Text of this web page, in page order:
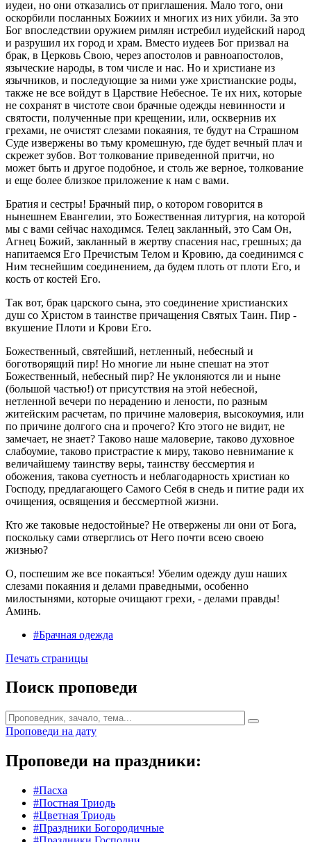
иудеи, но они отказались от приглашения. Мало того, они
оскорбили посланных Божиих и многих из них убили. За это
Бог впоследствии оружием римлян истребил иудейский народ
и разрушил их город и храм. Вместо иудеев Бог призвал на
брак, в Церковь Свою, через апостолов и равноапостолов,
языческие народы, в том числе и нас. Но и христиане из
язычников, и последующие за ними уже христианские роды,
также не все войдут в Царствие Небесное. Те их них, которые
не сохранят в чистоте свои брачные одежды невинности и
святости, полученные при крещении, или, осквернив их
грехами, не очистят слезами покаяния, те будут на Страшном
Суде извержены во тьму кромешную, где будет вечный плач и
скрежет зубов. Вот толкование приведенной притчи, но
может быть и другое подобное, и столь же верное, толкование
и еще более близкое приложение к нам с вами.
Братия и сестры! Брачный пир, о котором говорится в
нынешнем Евангелии, это Божественная литургия, на которой
мы с вами сейчас находимся. Телец закланный, это Сам Он,
Агнец Божий, закланный в жертву спасения нас, грешных; да
напитаемся Его Пречистым Телом и Кровию, да соединимся с
Ним теснейшим соединением, да будем плоть от плоти Его, и
кость от костей Его.
Так вот, брак царского сына, это соединение христианских
душ со Христом в таинстве причащения Святых Таин. Пир -
вкушение Плоти и Крови Его.
Божественный, святейший, нетленный, небесный и
боготворящий пир! Но многие ли ныне спешат на этот
Божественный, небесный пир? Не уклоняются ли и ныне
(большой частью!) от присутствия на этой небесной,
нетленной вечери по нерадению и лености, по разным
житейским расчетам, по причине маловерия, высокоумия, или
по причине долгого сна и прочего? Кто этого не видит, не
замечает, не знает? Таково наше маловерие, таково духовное
слабоумие, таково пристрастие к миру, таково невнимание к
величайшему таинству веры, таинству бессмертия и
обожения, такова суетность и неблагодарность христиан ко
Господу, предлагающего Самого Себя в снедь и питие ради их
очищения, освящения и бессмертной жизни.
Кто же таковые недостойные? Не отвержены ли они от Бога,
поскольку сами отверглись от Него почти всею своею
жизнью?
О, поспешим же все покаяться! Убелим одежду душ наших
слезами покаяния и делами праведными, особенно
милостынями, которые очищают грехи, - делами правды!
Аминь.
#Брачная одежда
Печать страницы
Поиск проповеди
Проповеди на дату
Проповеди на праздники:
#Пасха
#Постная Триодь
#Цветная Триодь
#Праздники Богородичные